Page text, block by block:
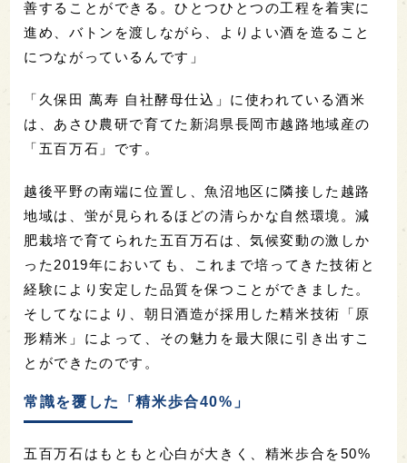
善することができる。ひとつひとつの工程を着実に
進め、バトンを渡しながら、よりよい酒を造ること
につながっているんです」
「久保田 萬寿 自社酵母仕込」に使われている酒米
は、あさひ農研で育てた新潟県長岡市越路地域産の
「五百万石」です。
越後平野の南端に位置し、魚沼地区に隣接した越路
地域は、蛍が見られるほどの清らかな自然環境。減
肥栽培で育てられた五百万石は、気候変動の激しか
った2019年においても、これまで培ってきた技術と
経験により安定した品質を保つことができました。
そしてなにより、朝日酒造が採用した精米技術「原
形精米」によって、その魅力を最大限に引き出すこ
とができたのです。
常識を覆した「精米歩合40%」
五百万石はもともと心白が大きく、精米歩合を50%